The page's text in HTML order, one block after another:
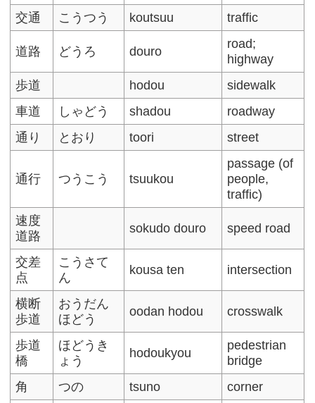
交通 こうつう koutsuu traffic
道路 どうろ douro
road;
highway
歩道
hodou
sidewalk
車道
しゃどう shadou
roadway
通り
とおり toori street
通行 つうこう tsuukou
passage (of
people,
traffic)
速度
道路
sokudo douro speed road
交差
点
こうさて
ん
kousa ten intersection
横断
歩道
おうだん
ほどう
oodan hodou crosswalk
歩道
橋
ほどうき
ょう
hodoukyou
pedestrian
bridge
角
つの tsuno
corner